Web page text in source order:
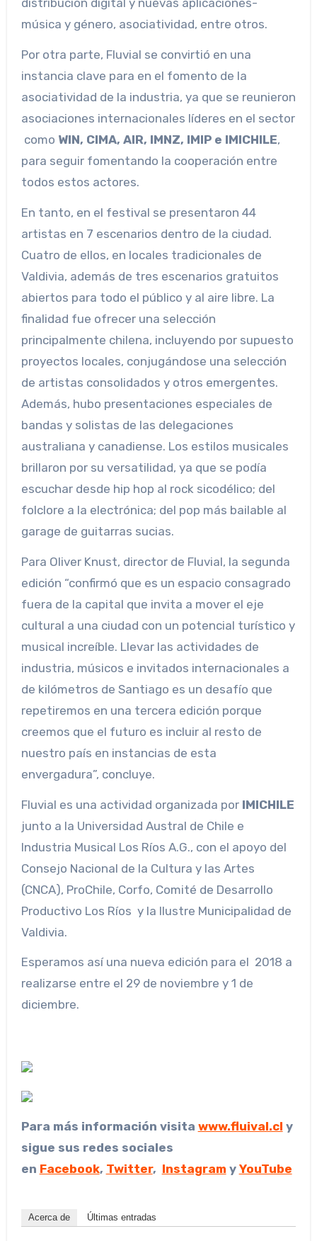
distribución digital y nuevas aplicaciones-
música y género, asociatividad, entre otros.
Por otra parte, Fluvial se convirtió en una
instancia clave para en el fomento de la
asociatividad de la industria, ya que se reunieron
asociaciones internacionales líderes en el sector
como WIN, CIMA, AIR, IMNZ, IMIP e IMICHILE,
para seguir fomentando la cooperación entre
todos estos actores.
En tanto, en el festival se presentaron 44
artistas en 7 escenarios dentro de la ciudad.
Cuatro de ellos, en locales tradicionales de
Valdivia, además de tres escenarios gratuitos
abiertos para todo el público y al aire libre. La
finalidad fue ofrecer una selección
principalmente chilena, incluyendo por supuesto
proyectos locales, conjugándose una selección
de artistas consolidados y otros emergentes.
Además, hubo presentaciones especiales de
bandas y solistas de las delegaciones
australiana y canadiense. Los estilos musicales
brillaron por su versatilidad, ya que se podía
escuchar desde hip hop al rock sicodélico; del
folclore a la electrónica; del pop más bailable al
garage de guitarras sucias.
Para Oliver Knust, director de Fluvial, la segunda
edición “confirmó que es un espacio consagrado
fuera de la capital que invita a mover el eje
cultural a una ciudad con un potencial turístico y
musical increíble. Llevar las actividades de
industria, músicos e invitados internacionales a
de kilómetros de Santiago es un desafío que
repetiremos en una tercera edición porque
creemos que el futuro es incluir al resto de
nuestro país en instancias de esta
envergadura”, concluye.
Fluvial es una actividad organizada por IMICHILE
junto a la Universidad Austral de Chile e
Industria Musical Los Ríos A.G., con el apoyo del
Consejo Nacional de la Cultura y las Artes
(CNCA), ProChile, Corfo, Comité de Desarrollo
Productivo Los Ríos y la Ilustre Municipalidad de
Valdivia.
Esperamos así una nueva edición para el 2018 a
realizarse entre el 29 de noviembre y 1 de
diciembre.
Para más información visita www.fluival.cl y
sigue sus redes sociales
en Facebook, Twitter, Instagram y YouTube
Acerca de Últimas entradas